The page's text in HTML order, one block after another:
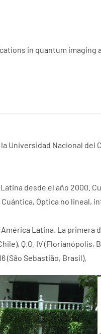
in quantum imaging
Universidad Nacional del
desde el año 2000.
Óptica no lineal,
Latina. La
Q.O. IV (Florianópolis,
(São Sebastião, Brasil).